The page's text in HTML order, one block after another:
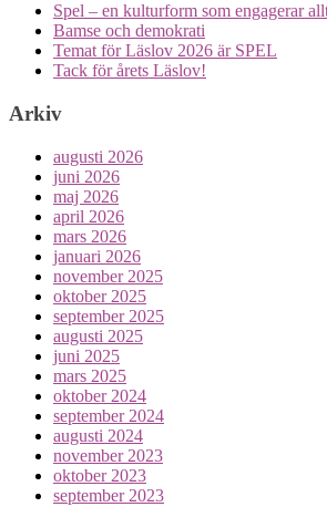
Spel – en kulturform som engagerar
Bamse och demokrati
Temat för Läslov 2026 är SPEL
Tack för årets Läslov!
Arkiv
augusti 2026
juni 2026
maj 2026
april 2026
mars 2026
januari 2026
november 2025
oktober 2025
september 2025
augusti 2025
juni 2025
mars 2025
oktober 2024
september 2024
augusti 2024
november 2023
oktober 2023
september 2023